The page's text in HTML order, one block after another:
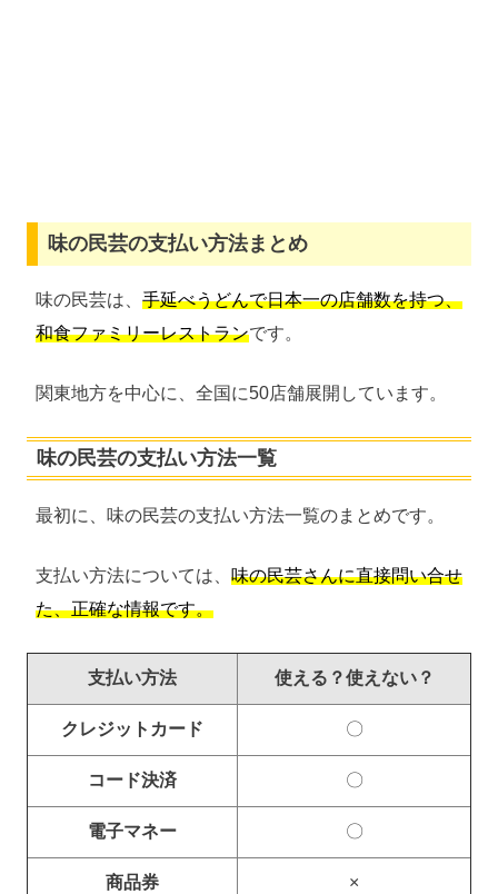
味の民芸の支払い方法まとめ
味の民芸は、 手延べうどんで日本一の店舗数を持つ、
和食ファミリーレストランです。
関東地方を中心に、全国に50店舗展開しています。
味の民芸の支払い方法一覧
最初に、味の民芸の支払い方法一覧のまとめです。
支払い方法については、 味の民芸さんに直接問い合せ
た、正確な情報です。
支払い方法 使える？使えない？
クレジットカード 〇
コード決済 〇
電子マネー 〇
商品券 ×